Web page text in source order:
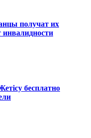
получат их
инвалидности
бесплатно